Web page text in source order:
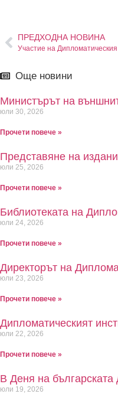
ПРЕДХОДНА НОВИНА
Още новини
Министърът на
юли 30, 2026
Прочети повече »
Представяне на
юли 25, 2026
Прочети повече »
Библиотеката на
юли 24, 2026
Прочети повече »
Директорът на
юли 23, 2026
Прочети повече »
Дипломатическият
юли 22, 2026
Прочети повече »
В Деня на българската
юли 19, 2026